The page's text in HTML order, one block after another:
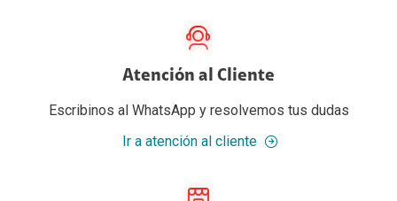
Atención al Cliente
Escribinos al WhatsApp y resolvemos tus dudas
Ir a atención al cliente